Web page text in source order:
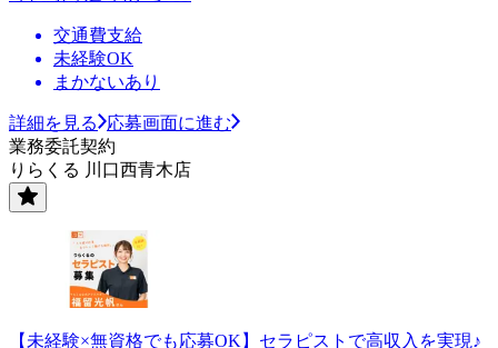
交通費支給
未経験OK
まかないあり
詳細を見る
応募画面に進む
業務委託契約
りらくる 川口西青木店
【未経験×無資格でも応募OK】セラピストで高収入を実現♪